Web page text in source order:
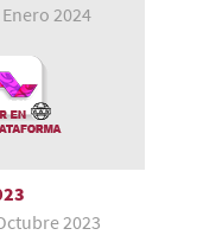
Enero 2024
2023